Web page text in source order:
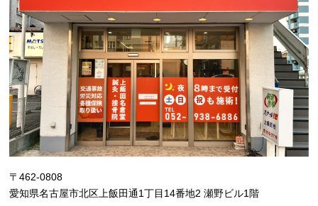
〒462-0808
愛知県名古屋市北区上飯田通1丁目14番地2 瀬野ビル1階